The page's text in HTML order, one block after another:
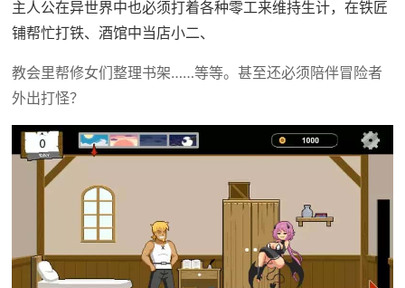
主人公在异世界中也必须打着各种零工来维持生计，在铁匠
铺帮忙打铁、酒馆中当店小二、
教会里帮修女们整理书架……等等。甚至还必须陪伴冒险者
外出打怪？